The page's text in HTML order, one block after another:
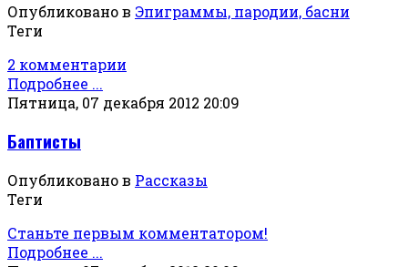
Опубликовано в Эпиграммы, пародии, басни
Теги
2 комментарии
Подробнее ...
Пятница, 07 декабря 2012 20:09
Баптисты
Опубликовано в Рассказы
Теги
Станьте первым комментатором!
Подробнее ...